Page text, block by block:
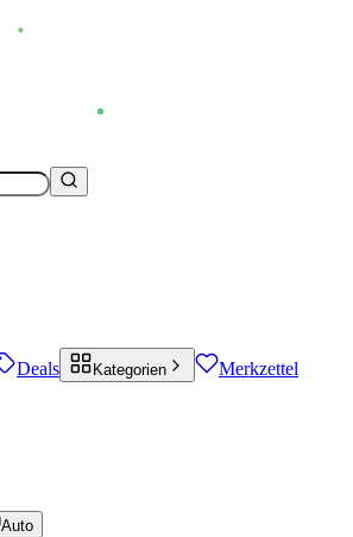
Deals Kategorien Merkzettel
Auto